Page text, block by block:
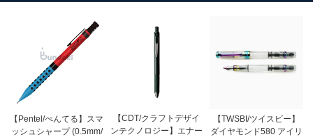
【Pentel/ぺんてる】スマ
ッシュシャープ (0.5mm/
【CDT/クラフトデザイ
ンテクノロジー】エナー
【TWSBI/ツイスビー】
ダイヤモンド580 アイリ